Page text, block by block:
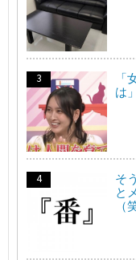
は
そ
と
（